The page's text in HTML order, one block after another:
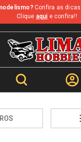
Confira as dicas
Clique aqui e confira!!